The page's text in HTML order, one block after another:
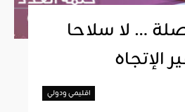
… لا سلاحا
الإتجاه
اقليمي ودولي